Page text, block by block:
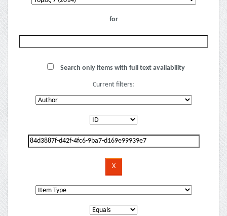
for
Search only items with full text availability
Current filters: